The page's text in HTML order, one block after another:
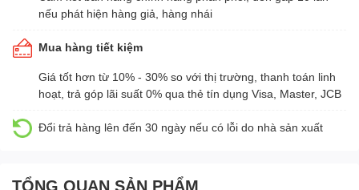
nếu phát hiện hàng giả, hàng nhái
Mua hàng tiết kiệm
Giá tốt hơn từ 10% - 30% so với thị trường, thanh toán linh
hoạt, trả góp lãi suất 0% qua thẻ tín dụng Visa, Master, JCB
Đổi trả hàng lên đến 30 ngày nếu có lỗi do nhà sản xuất
TỔNG QUAN SẢN PHẨM